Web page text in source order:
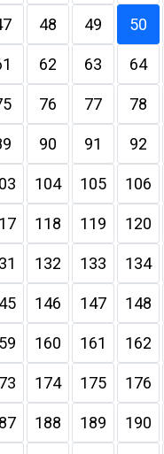
48 49 50
62 63 64
76 77 78
90 91 92
104 105 106
118 119 120
132 133 134
146 147 148
160 161 162
174 175 176
188 189 190